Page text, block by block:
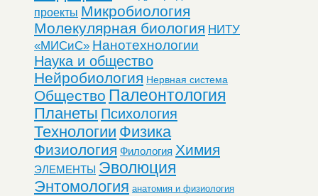
проекты Микробиология
Молекулярная биология НИТУ
«МИСиС» Нанотехнологии
Наука и общество
Нейробиология Нервная система
Общество Палеонтология
Планеты Психология
Технологии Физика
Физиология Филология Химия
ЭЛЕМЕНТЫ Эволюция
Энтомология анатомия и физиология